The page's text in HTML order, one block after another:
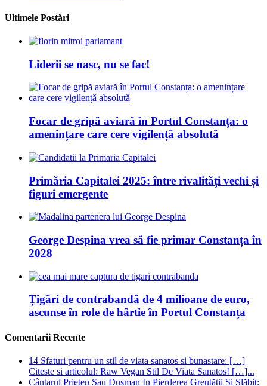
Ultimele Postări
Liderii se nasc, nu se fac!
Focar de gripă aviară în Portul Constanța: o
amenințare care cere vigilență absolută
Primăria Capitalei 2025: între rivalități vechi și
figuri emergente
George Despina vrea să fie primar Constanța în
2028
Țigări de contrabandă de 4 milioane de euro,
ascunse în role de hârtie în Portul Constanța
Comentarii Recente
14 Sfaturi pentru un stil de viata sanatos si bunastare: […]
Citeste si articolul: Raw Vegan Stil De Viata Sanatos! […]...
Cântarul Prieten Sau Dușman In Pierderea Greutății Și Slăbit: